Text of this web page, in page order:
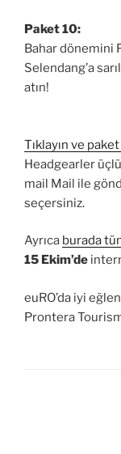
Paket 10:
Bahar dönemini
Selendang’a
atın!
Tıklayın ve
Headgearler
mail Mail ile
seçersiniz.
Ayrıca burada
15 Ekim’de
euRO’da iyi
Prontera